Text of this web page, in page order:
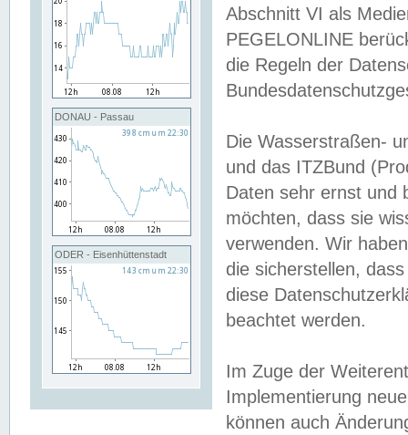
DONAU - Passau
ODER - Eisenhüttenstadt
Abschnitt VI als
PEGELONLINE
die Regeln der
Die Wasserstraßen-
und das ITZBund
Daten sehr ernst und
möchten, dass sie
verwenden. Wir
die sicherstellen,
diese
beachtet werden.
Im Zuge der
Implementierung
können auch